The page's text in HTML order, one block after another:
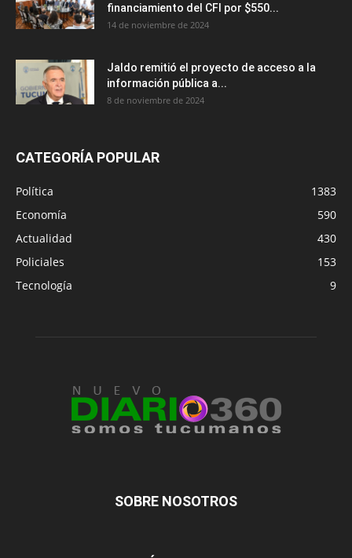
financiamiento del CFI por $550...
14 de noviembre de 2024
Jaldo remitió el proyecto de acceso a la
información pública a...
8 de noviembre de 2024
CATEGORÍA POPULAR
Política
1383
Economía
590
Actualidad
430
Policiales
153
Tecnología
9
SOBRE NOSOTROS